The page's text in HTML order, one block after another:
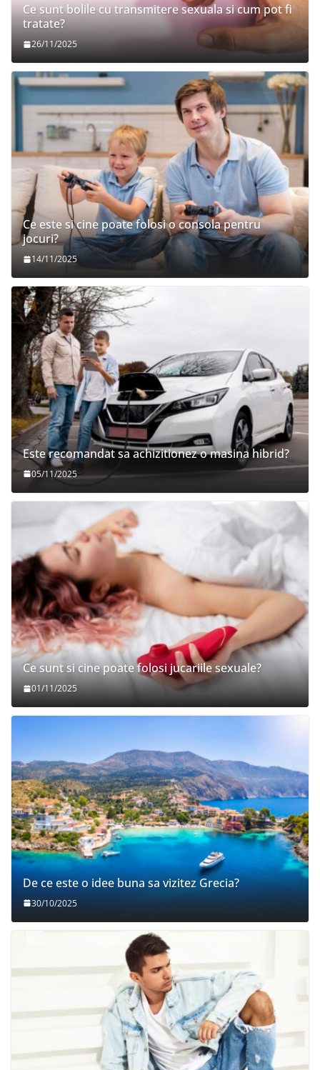
Ce sunt bolile cu transmitere sexuala si cum pot fi
tratate?
26/11/2025
Ce este si cine poate folosi o consola pentru
jocuri?
14/11/2025
Este recomandat sa achizitionez o masina hibrid?
05/11/2025
Ce sunt si cine poate folosi jucariile sexuale?
01/11/2025
De ce este o idee buna sa vizitez Grecia?
30/10/2025